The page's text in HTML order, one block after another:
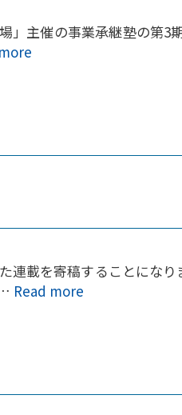
」主催の事業承継塾の第3
連載を寄稿することになり
Read more